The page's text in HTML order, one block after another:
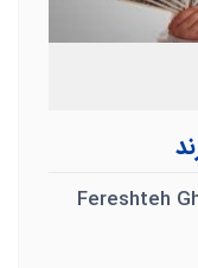
Fereshteh